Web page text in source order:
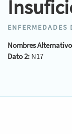
Nombres
Dato 2: N17